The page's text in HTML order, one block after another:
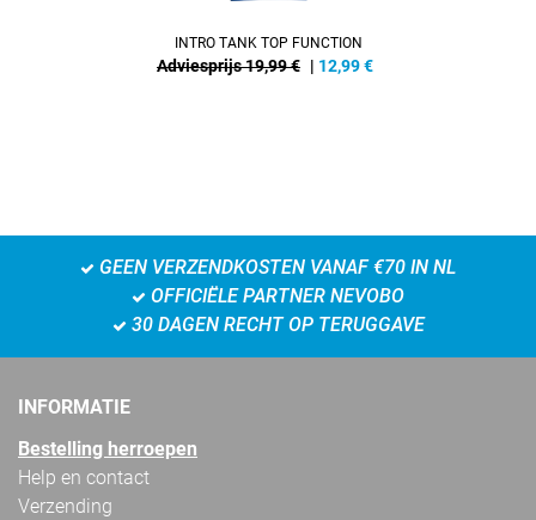
INTRO TANK TOP FUNCTION
Adviesprijs 19,99 € | 12,99€
GEEN VERZENDKOSTEN VANAF €70 IN NL
OFFICIËLE PARTNER NEVOBO
30 DAGEN RECHT OP TERUGGAVE
INFORMATIE
Bestelling herroepen
Help en contact
Verzending